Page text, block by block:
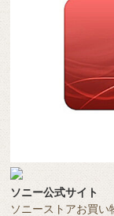
ソニー公式サイト
ソニーストアお買